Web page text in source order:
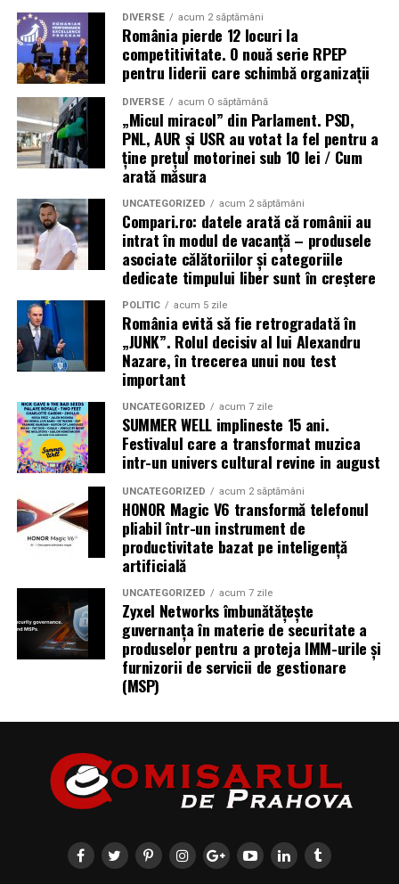
DIVERSE acum 2 săptămâni
România pierde 12 locuri la
competitivitate. O nouă serie RPEP
pentru liderii care schimbă organizații
DIVERSE acum O săptămână
„Micul miracol” din Parlament. PSD,
PNL, AUR și USR au votat la fel pentru a
ține prețul motorinei sub 10 lei / Cum
arată măsura
UNCATEGORIZED acum 2 săptămâni
Compari.ro: datele arată că românii au
intrat în modul de vacanță – produsele
asociate călătoriilor și categoriile
dedicate timpului liber sunt în creștere
POLITIC acum 5 zile
România evită să fie retrogradată în
„JUNK”. Rolul decisiv al lui Alexandru
Nazare, în trecerea unui nou test
important
UNCATEGORIZED acum 7 zile
SUMMER WELL implineste 15 ani.
Festivalul care a transformat muzica
intr-un univers cultural revine in august
UNCATEGORIZED acum 2 săptămâni
HONOR Magic V6 transformă telefonul
pliabil într-un instrument de
productivitate bazat pe inteligență
artificială
UNCATEGORIZED acum 7 zile
Zyxel Networks îmbunătățește
guvernanța în materie de securitate a
produselor pentru a proteja IMM-urile și
furnizorii de servicii de gestionare
(MSP)